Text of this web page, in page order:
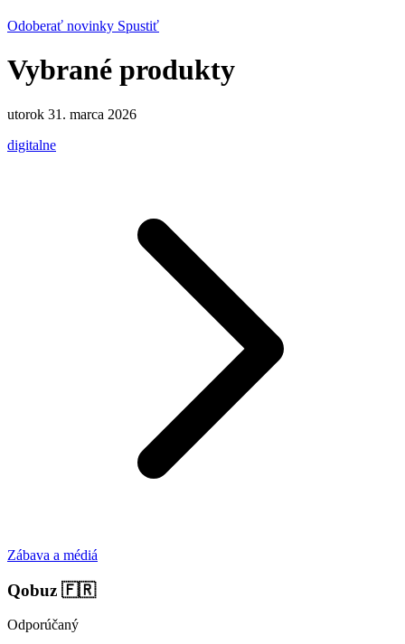
Odoberať novinky Spustiť
Vybrané produkty
utorok 31. marca 2026
digitalne
Zábava a médiá
Qobuz 🇫🇷
Odporúčaný